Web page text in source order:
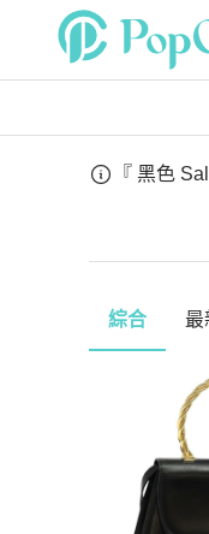
『 黑色
綜合 最